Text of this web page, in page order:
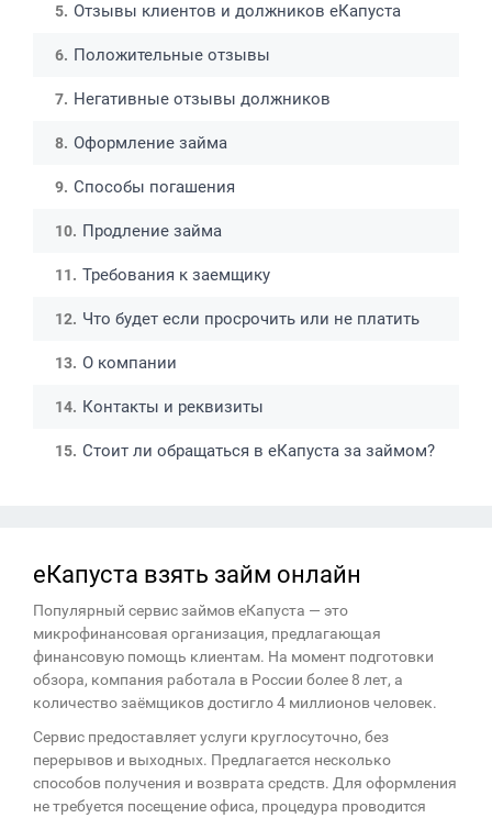
Отзывы клиентов и должников еКапуста
Положительные отзывы
Негативные отзывы должников
Оформление займа
Способы погашения
Продление займа
Требования к заемщику
Что будет если просрочить или не платить
О компании
Контакты и реквизиты
Стоит ли обращаться в еКапуста за займом?
еКапуста взять займ онлайн
Популярный сервис займов еКапуста — это
микрофинансовая организация, предлагающая
финансовую помощь клиентам. На момент подготовки
обзора, компания работала в России более 8 лет, а
количество заёмщиков достигло 4 миллионов человек.
Сервис предоставляет услуги круглосуточно, без
перерывов и выходных. Предлагается несколько
способов получения и возврата средств. Для оформления
не требуется посещение офиса, процедура проводится